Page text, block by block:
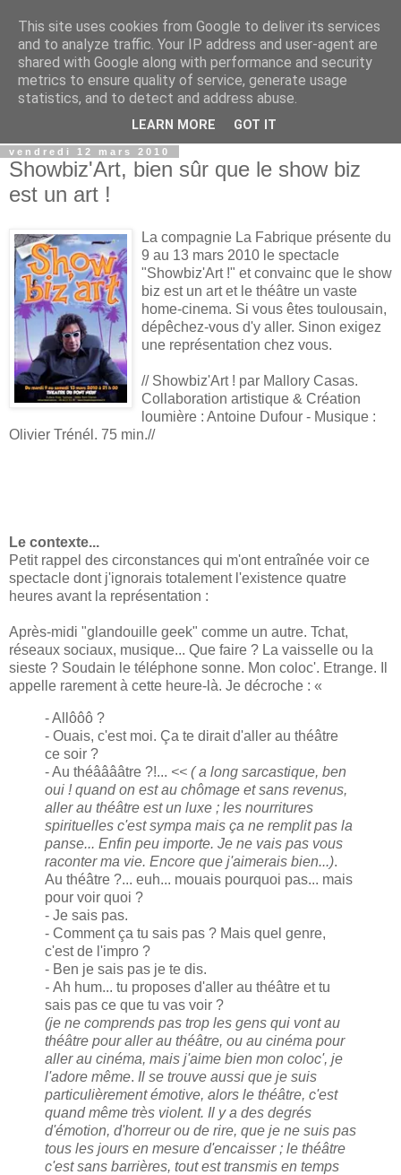
Le site de la blugture
"Il faut avoir le courage d'être heureux" et de le partager
avec d'autres.
vendredi 12 mars 2010
Showbiz'Art, bien sûr que le show biz
est un art !
La compagnie La Fabrique présente du
9 au 13 mars 2010 le spectacle
"Showbiz'Art !" et convainc que le show
biz est un art et le théâtre un vaste
home-cinema. Si vous êtes toulousain,
dépêchez-vous d'y aller. Sinon exigez
une représentation chez vous.
// Showbiz'Art ! par Mallory Casas.
Collaboration artistique & Création
loumière : Antoine Dufour - Musique :
Olivier Trénél. 75 min.//
Le contexte...
Petit rappel des circonstances qui m'ont entraînée voir ce
spectacle dont j'ignorais totalement l'existence quatre
heures avant la représentation :
Après-midi "glandouille geek" comme un autre. Tchat,
réseaux sociaux, musique... Que faire ? La vaisselle ou la
sieste ? Soudain le téléphone sonne. Mon coloc'. Etrange. Il
appelle rarement à cette heure-là. Je décroche : «
- Allôôô ?
- Ouais, c'est moi. Ça te dirait d'aller au théâtre
ce soir ?
- Au théââââtre ?!... << ( a long sarcastique, ben
oui ! quand on est au chômage et sans revenus,
aller au théâtre est un luxe ; les nourritures
spirituelles c'est sympa mais ça ne remplit pas la
panse... Enfin peu importe. Je ne vais pas vous
raconter ma vie. Encore que j'aimerais bien...).
Au théâtre ?... euh... mouais pourquoi pas... mais
pour voir quoi ?
- Je sais pas.
- Comment ça tu sais pas ? Mais quel genre,
c'est de l'impro ?
- Ben je sais pas je te dis.
- Ah hum... tu proposes d'aller au théâtre et tu
sais pas ce que tu vas voir ?
(je ne comprends pas trop les gens qui vont au
théâtre pour aller au théâtre, ou au cinéma pour
aller au cinéma, mais j'aime bien mon coloc', je
l'adore même. Il se trouve aussi que je suis
particulièrement émotive, alors le théâtre, c'est
quand même très violent. Il y a des degrés
d'émotion, d'horreur ou de rire, que je ne suis pas
tous les jours en mesure d'encaisser ; le théâtre
c'est sans barrières, tout est transmis en temps
This site uses cookies from Google to deliver its services
and to analyze traffic. Your IP address and user-agent are
shared with Google along with performance and security
metrics to ensure quality of service, generate usage
statistics, and to detect and address abuse.
LEARN MORE GOT IT